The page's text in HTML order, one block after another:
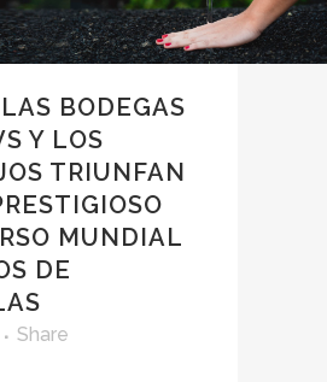
LAS BODEGAS
Y LOS
TRIUNFAN
MUNDIAL
DE
Share